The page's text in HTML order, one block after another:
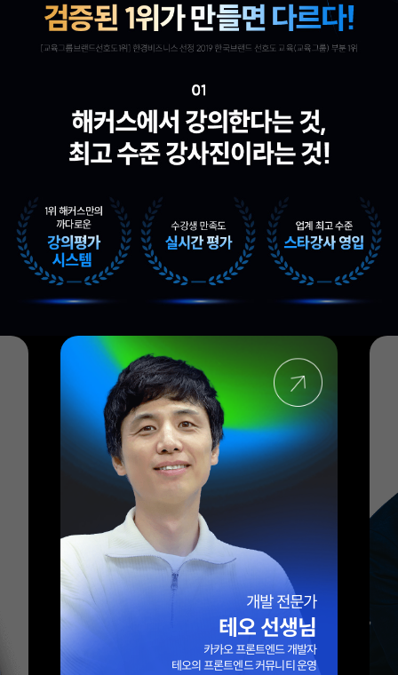
엑셀 전문가
엑셀마왕(임규범) 선생님
대기업/외국계 기업 10년 이상 실무 경력
42만 팔로워 보유
엑셀 전문 블로그 ‘엑셀마왕’ 운영자